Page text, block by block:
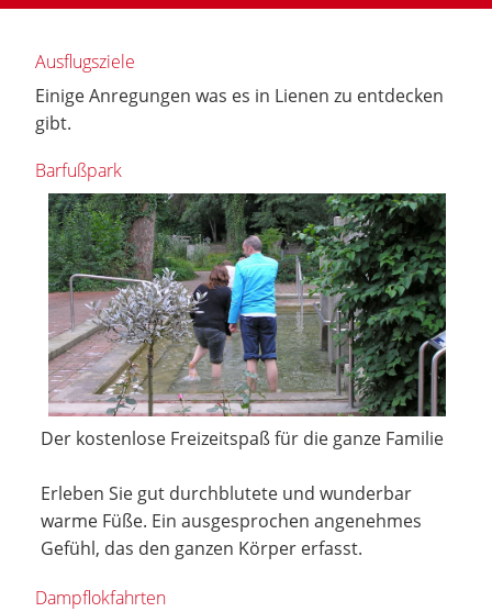
Ausflugsziele
Einige Anregungen was es in Lienen zu entdecken
gibt.
Barfußpark
Der kostenlose Freizeitspaß für die ganze Familie
Erleben Sie gut durchblutete und wunderbar
warme Füße. Ein ausgesprochen angenehmes
Gefühl, das den ganzen Körper erfasst.
Dampflokfahrten